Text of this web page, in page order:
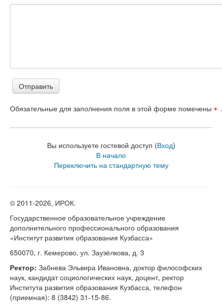
Обязательные для заполнения поля в этой форме помечены .
Вы используете гостевой доступ (Вход)
В начало
Переключить на стандартную тему
© 2011-2026, ИРОК.
Государственное образовательное учреждение
дополнительного профессионального образования
«Институт развития образования Кузбасса»
650070, г. Кемерово, ул. Заузёлкова, д. 3
Ректор: Забнева Эльвира Ивановна, доктор философских
наук, кандидат социологических наук, доцент, ректор
Института развития образования Кузбасса, телефон
(приемная): 8 (3842) 31-15-86.